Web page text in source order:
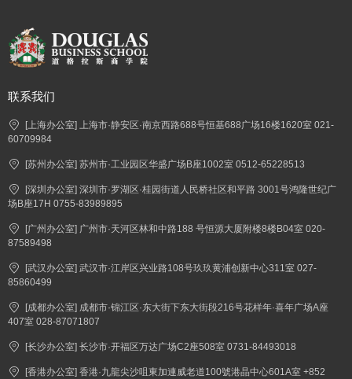
联系我们
[上海办公室] 上海市·静安区·南京西路688号恒基688广场16楼1620室 021-
60709984
[苏州办公室] 苏州市·工业园区华盛广场B座1002室 0512-65228513
[深圳办公室] 深圳市·罗湖区·桂园街道人民桥社区和平路 3001号鸿隆世纪广
场B座17H 0755-83989895
[广州办公室] 广州市·天河区林和中路188 号恒源大厦附楼8楼B04室 020-
87589498
[武汉办公室] 武汉市·江岸区兴业路108号玖玖黄浦创新中心311室 027-
85860499
[成都办公室] 成都市·锦江区·东大街下东大街段216号花样年·喜年广场A座
407室 028-87071807
[长沙办公室] 长沙市·开福区万达广场C2座508室 0731-84493018
[香港办公室] 香港·九龍尖沙咀東加連威老道100號港晶中心601A室 +852